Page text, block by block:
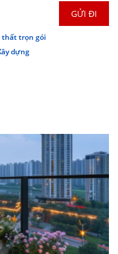
thất trọn gói
dựng